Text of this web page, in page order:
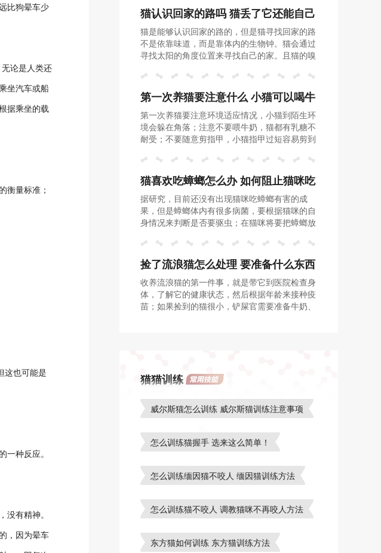
比狗晕车少
论是人类还
坐汽车或船
据乘坐的载
衡量标准；
这也可能是
种反应。
有精神。
，因为晕车
猫认识回家的路吗 猫丢了它还能自己
找到回家的路吗
猫是能够认识回家的路的，但是猫寻找回家的路
不是依靠味道，而是靠体内的生物钟。猫会通过
寻找太阳的角度位置来寻找自己的家。且猫的嗅
寻找到自己的家在何处。
第一次养猫要注意什么 小猫可以喝牛
奶吗
第一次养猫要注意环境适应情况，小猫到陌生环
境会躲在角落；注意不要喂牛奶，猫都有乳糖不
耐受；不要随意剪指甲，小猫指甲过短容易剪到
手逗弄，小猫易养成坏习惯；养猫不能喂人类的
食物，猫不能摄入盐和调料。
猫喜欢吃蟑螂怎么办 如何阻止猫咪吃
蟑螂
据研究，目前还没有出现猫咪吃蟑螂有害的成
果，但是蟑螂体内有很多病菌，要根据猫咪的自
身情况来判断是否要驱虫；在猫咪将要把蟑螂放
它，让它明白吃蟑螂有害。
捡了流浪猫怎么处理 要准备什么东西
收养流浪猫的第一件事，就是带它到医院检查身
体，了解它的健康状态，然后根据年龄来接种疫
苗；如果捡到的猫很小，铲屎官需要准备牛奶、
猫猫训练
威尔斯猫怎么训练 威尔斯猫训练注意事项
怎么训练猫握手 选来这么简单！
怎么训练缅因猫不咬人 缅因猫训练方法
怎么训练猫不咬人 调教猫咪不再咬人方法
东方猫如何训练 东方猫训练方法